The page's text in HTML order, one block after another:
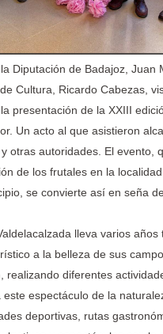
Diputación de Badajoz, Juan
Cultura, Ricardo Cabezas,
presentación de la XXIII
Un acto al que asistieron
otras autoridades. El evento,
de los frutales en la
se convierte así en seña
lleva varios años
a la belleza de sus
realizando diferentes
espectáculo de la
deportivas, rutas